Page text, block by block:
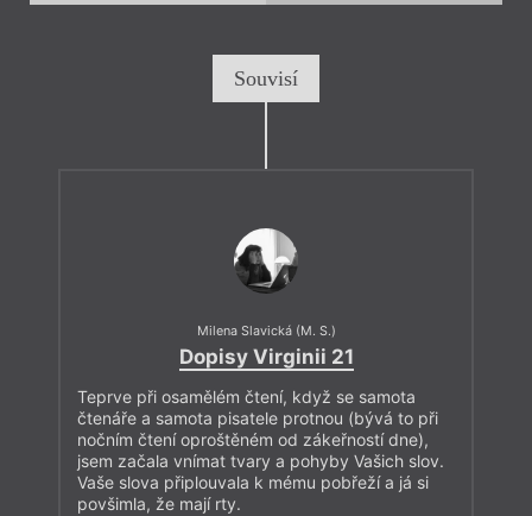
Souvisí
Milena Slavická (M. S.)
Dopisy Virginii 21
Teprve při osamělém čtení, když se samota
čtenáře a samota pisatele protnou (bývá to při
nočním čtení oproštěném od zákeřností dne),
jsem začala vnímat tvary a pohyby Vašich slov.
Vaše slova připlouvala k mému pobřeží a já si
povšimla, že mají rty.